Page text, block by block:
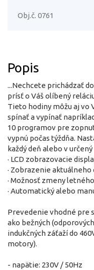
Obj.č. 0761
Popis
...Nechcete prichádzať
prísť o Váš olíbený
Tieto hodiny môžu aj vo
spínať a vypínať
10 programov pre
vypnú počas týždňa.
každý deň alebo v
· LCD zobrazovacie
· Zobrazenie aktuálneho
· Možnosť zmeny
· Automatický alebo
Prevedenie vhodné pre
ako bežných
indukčných záťaží do
motory).
- napätie: 230V / 50Hz